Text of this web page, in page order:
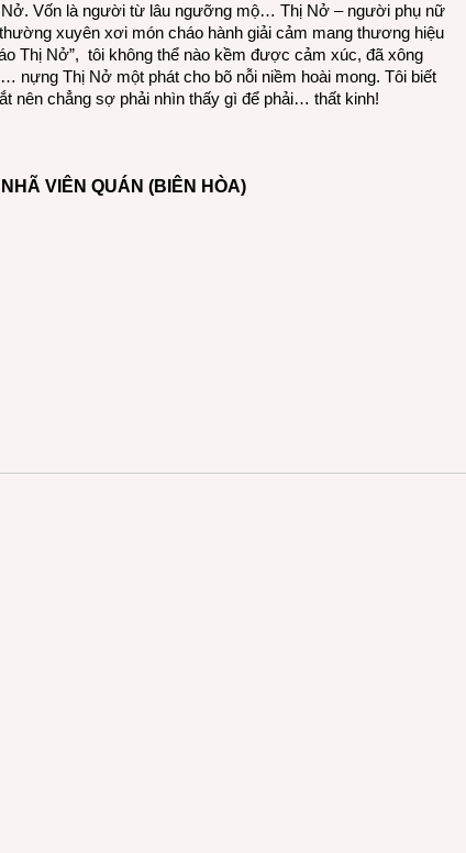
Vốn là người từ lâu ngưỡng mộ… Thị Nở – người phụ nữ
xuyên xơi món cháo hành giải cảm mang thương hiệu
Thị Nở”, tôi không thể nào kềm được cảm xúc, đã xông
nựng Thị Nở một phát cho bõ nỗi niềm hoài mong. Tôi biết
nên chẳng sợ phải nhìn thấy gì để phải… thất kinh!
VIÊN QUÁN (BIÊN HÒA)